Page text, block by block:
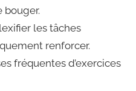
bouger.
les tâches
renforcer.
fréquentes d’exercices